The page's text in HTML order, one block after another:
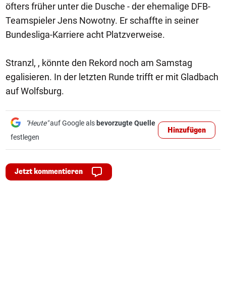
öfters früher unter die Dusche - der ehemalige DFB-
Teamspieler Jens Nowotny. Er schaffte in seiner
Bundesliga-Karriere acht Platzverweise.
Stranzl, , könnte den Rekord noch am Samstag
egalisieren. In der letzten Runde trifft er mit Gladbach
auf Wolfsburg.
"Heute"auf Google als bevorzugte Quelle
festlegen
Hinzufügen
Jetzt kommentieren